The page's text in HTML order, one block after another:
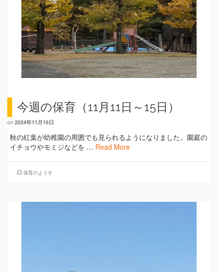
今週の保育（11月11日～15日）
on 2024年11月16日
秋の紅葉が幼稚園の周囲でも見られるようになりました。園庭の
イチョウやモミジなどを … Read More
保育のようす